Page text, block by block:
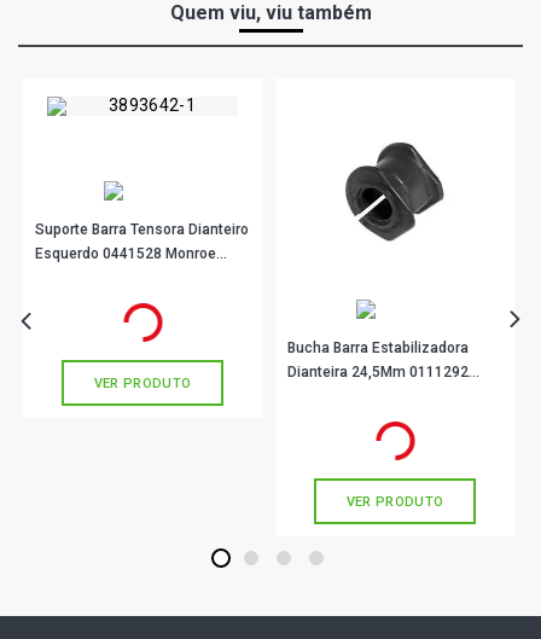
Quem viu, viu também
Suporte Barra Tensora Dianteiro
Esquerdo 0441528 Monroe
em até 3x de
VER PRODUTO
Bucha Barra Estabilizadora
Dianteira 24,5Mm 0111292
em até 1x de
VER PRODUTO
1 2 3 4